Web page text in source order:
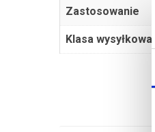
Zastosowanie
Klasa wysyłkowa